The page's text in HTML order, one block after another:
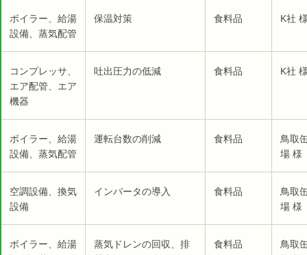
ボイラー、給湯
設備、蒸気配管
保温対策 食料品 K社
コンプレッサ、
エア配管、エア
機器
吐出圧力の低減 食料品 K社
ボイラー、給湯
設備、蒸気配管
運転台数の削減 食料品
鳥取
場 様
空調設備、換気
設備
インバータの導入 食料品
鳥取
場 様
ボイラー、給湯
蒸気ドレンの回収、排
食料品
鳥取